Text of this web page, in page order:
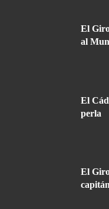
El
al
El
perla
El
capitán